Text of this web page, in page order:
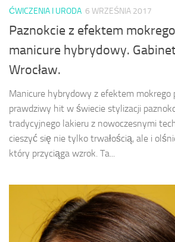
ĆWICZENIA I URODA 6 WRZEŚNIA 2017
Paznokcie z efektem
manicure hybrydowy.
Wrocław.
Manicure hybrydowy z efektem mokrego
prawdziwy hit w świecie stylizacji
tradycyjnego lakieru z nowoczesnymi
cieszyć się nie tylko trwałością, ale i
który przyciąga wzrok. Ta...